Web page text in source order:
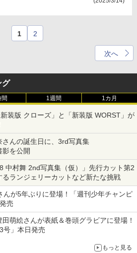
1 2
次へ
グ
間 1週間 1カ月
新装版 クローズ」と「新装版 WORST」が
さんの誕生日に、3rd写真集
影を公開
中村舞 2nd写真集（仮）」先行カット第2
ランジェリーカットなど新たな挑戦
んが5年ぶりに登場！「週刊少年チャンピ
売
田萌絵さんが表紙＆巻頭グラビアに登場！
号」本日発売
もっと見る